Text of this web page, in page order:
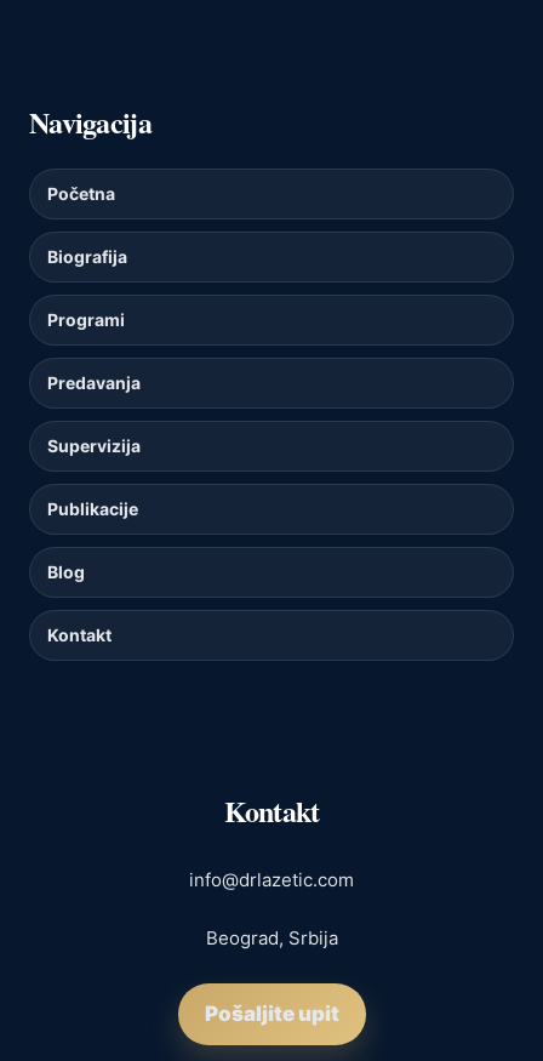
Navigacija
Početna
Biografija
Programi
Predavanja
Supervizija
Publikacije
Blog
Kontakt
Kontakt
info@drlazetic.com
Beograd, Srbija
Pošaljite upit